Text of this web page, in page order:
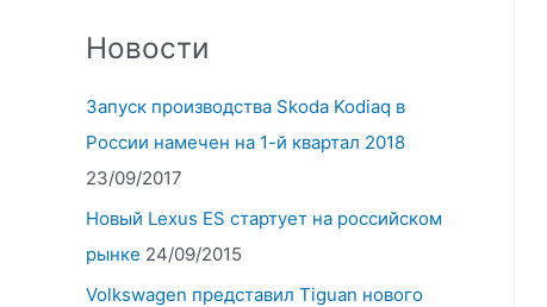
Новости
Запуск производства Skoda Kodiaq в
России намечен на 1-й квартал 2018
23/09/2017
Новый Lexus ES стартует на российском
рынке 24/09/2015
Volkswagen представил Tiguan нового